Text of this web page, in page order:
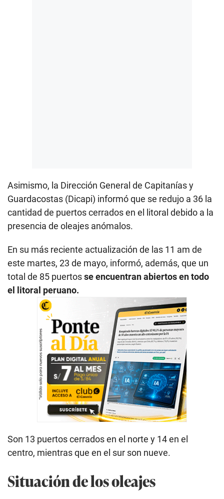
Asimismo, la Dirección General de Capitanías y
Guardacostas (Dicapi) informó que se redujo a 36 la
cantidad de puertos cerrados en el litoral debido a la
presencia de oleajes anómalos.
En su más reciente actualización de las 11 am de
este martes, 23 de mayo, informó, además, que un
total de 85 puertosse encuentran abiertos en todo
el litoral peruano.
Son 13 puertos cerrados en el norte y 14 en el
centro, mientras que en el sur son nueve.
Situación de los oleajes